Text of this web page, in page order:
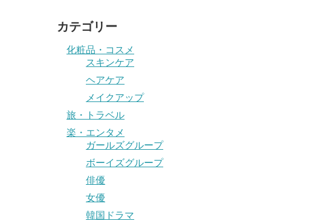
カテゴリー
化粧品・コスメ
スキンケア
ヘアケア
メイクアップ
旅・トラベル
楽・エンタメ
ガールズグループ
ボーイズグループ
俳優
女優
韓国ドラマ